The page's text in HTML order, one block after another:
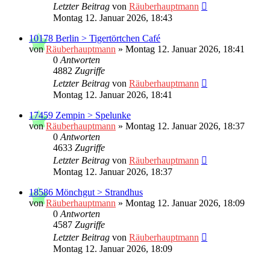
Letzter Beitrag von Räuberhauptmann
Montag 12. Januar 2026, 18:43
10178 Berlin > Tigertörtchen Café
vonRäuberhauptmann » Montag 12. Januar 2026, 18:41
0 Antworten
4882 Zugriffe
Letzter Beitrag von Räuberhauptmann
Montag 12. Januar 2026, 18:41
17459 Zempin > Spelunke
vonRäuberhauptmann » Montag 12. Januar 2026, 18:37
0 Antworten
4633 Zugriffe
Letzter Beitrag von Räuberhauptmann
Montag 12. Januar 2026, 18:37
18586 Mönchgut > Strandhus
vonRäuberhauptmann » Montag 12. Januar 2026, 18:09
0 Antworten
4587 Zugriffe
Letzter Beitrag von Räuberhauptmann
Montag 12. Januar 2026, 18:09